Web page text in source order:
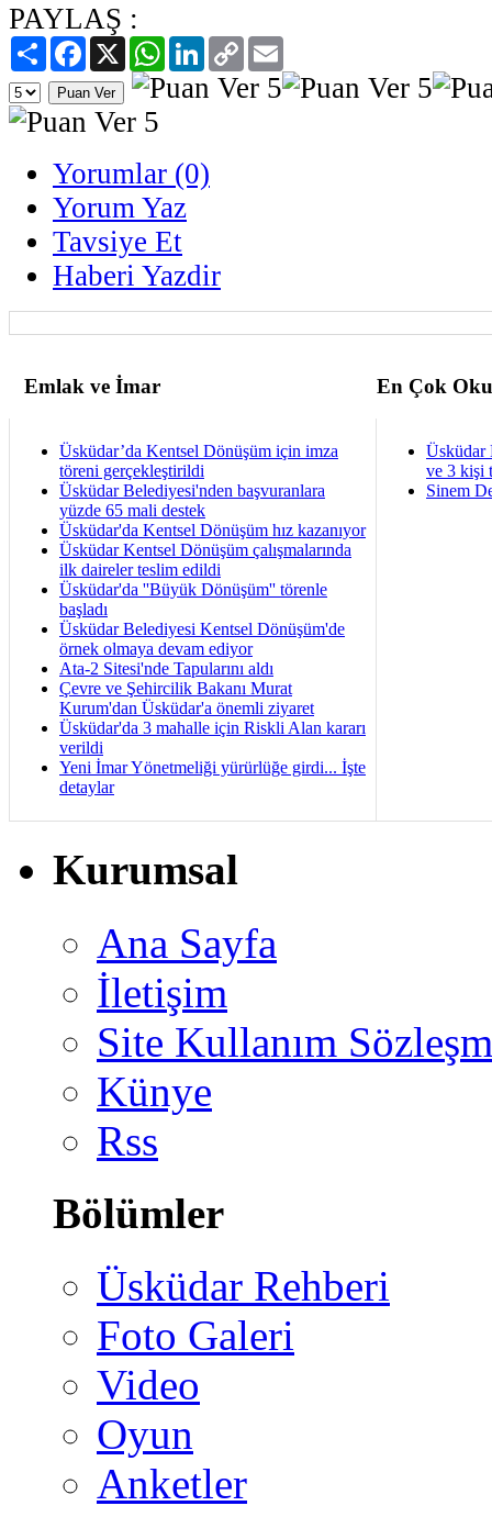
PAYLAŞ :
PaylaşFacebook
X WhatsAppLinkedIn
Copy
Link
Yorumlar (0)
Yorum Yaz
Tavsiye Et
Haberi Yazdir
Emlak ve İmar En Çok
Üsküdar’da Kentsel Dönüşüm için imza
töreni gerçekleştirildi
Üsküdar Belediyesi'nden başvuranlara
yüzde 65 mali destek
Üsküdar'da Kentsel Dönüşüm hız kazanıyor
Üsküdar Kentsel Dönüşüm çalışmalarında
ilk daireler teslim edildi
Üsküdar'da ''Büyük Dönüşüm'' törenle
başladı
Üsküdar Belediyesi Kentsel Dönüşüm'de
örnek olmaya devam ediyor
Ata-2 Sitesi'nde Tapularını aldı
Çevre ve Şehircilik Bakanı Murat
Kurum'dan Üsküdar'a önemli ziyaret
Üsküdar'da 3 mahalle için Riskli Alan kararı
verildi
Yeni İmar Yönetmeliği yürürlüğe girdi... İşte
detaylar
Üsküdar
ve 3 kişi
Sinem
Kurumsal
Ana Sayfa
İletişim
Site Kullanım
Künye
Rss
Bölümler
Üsküdar Rehberi
Foto Galeri
Video
Oyun
Anketler